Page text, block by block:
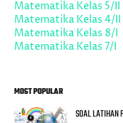
Matematika Kelas 5/II
Matematika Kelas 4/II
Matematika Kelas 8/I
Matematika Kelas 7/I
MOST POPULAR
SOAL